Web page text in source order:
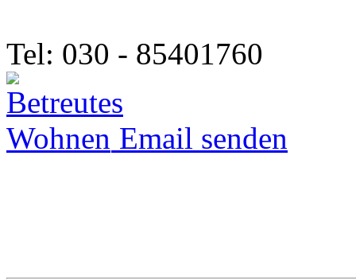
Tel: 030 - 85401760
Email senden